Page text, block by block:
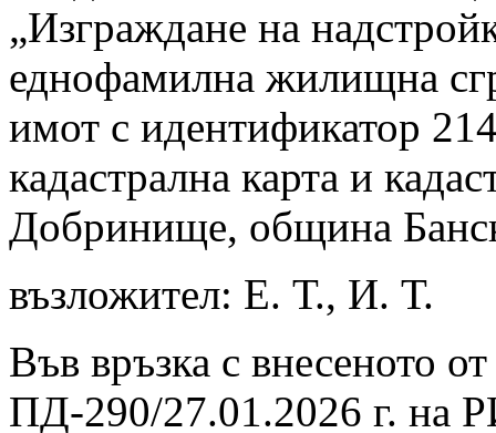
„Изграждане на
еднофамилна жилищна
имот с идентификатор
кадастрална карта и
Добринище, община
възложител: Е. Т., И. Т.
Във връзка с внесеното
ПД-290/27.01.2026 г. на